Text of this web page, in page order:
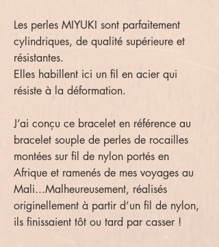
Les perles MIYUKI sont parfaitement
cylindriques, de qualité supérieure et
résistantes.
Elles habillent ici un fil en acier qui
résiste à la déformation.
J’ai conçu ce bracelet en référence au
bracelet souple de perles de rocailles
montées sur fil de nylon portés en
Afrique et ramenés de mes voyages au
Mali...Malheureusement, réalisés
originellement à partir d’un fil de nylon,
ils finissaient tôt ou tard par casser !